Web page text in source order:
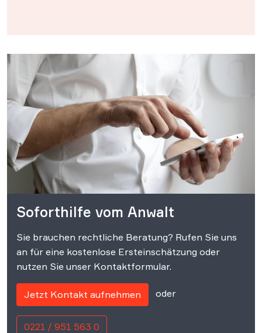
Soforthilfe vom Anwalt
Sie brauchen rechtliche Beratung? Rufen Sie uns
an für eine kostenlose Ersteinschätzung oder
nutzen Sie unser Kontaktformular.
Jetzt Kontakt aufnehmen oder
0221 / 951 563 0